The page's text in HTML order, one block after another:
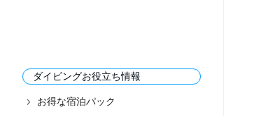
ダイビングお役立ち情報
お得な宿泊パック